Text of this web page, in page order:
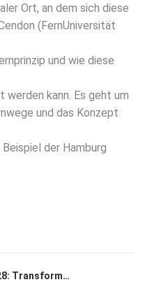
Ort, an dem sich diese
(FernUniversität
und wie diese
werden kann. Es geht um
und das Konzept
der Hamburg
LectureCast, Episode 128: Transformatives Lernen